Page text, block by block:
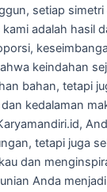
setiap
adalah hasil
keindahan
bahan, tetapi
kedalaman
tetapi juga
dan
Anda